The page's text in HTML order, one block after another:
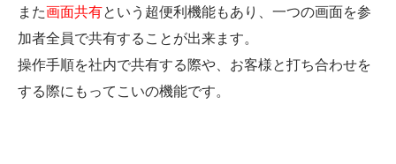
また画面共有という超便利機能もあり、一つの画面を参
加者全員で共有することが出来ます。
操作手順を社内で共有する際や、お客様と打ち合わせを
する際にもってこいの機能です。